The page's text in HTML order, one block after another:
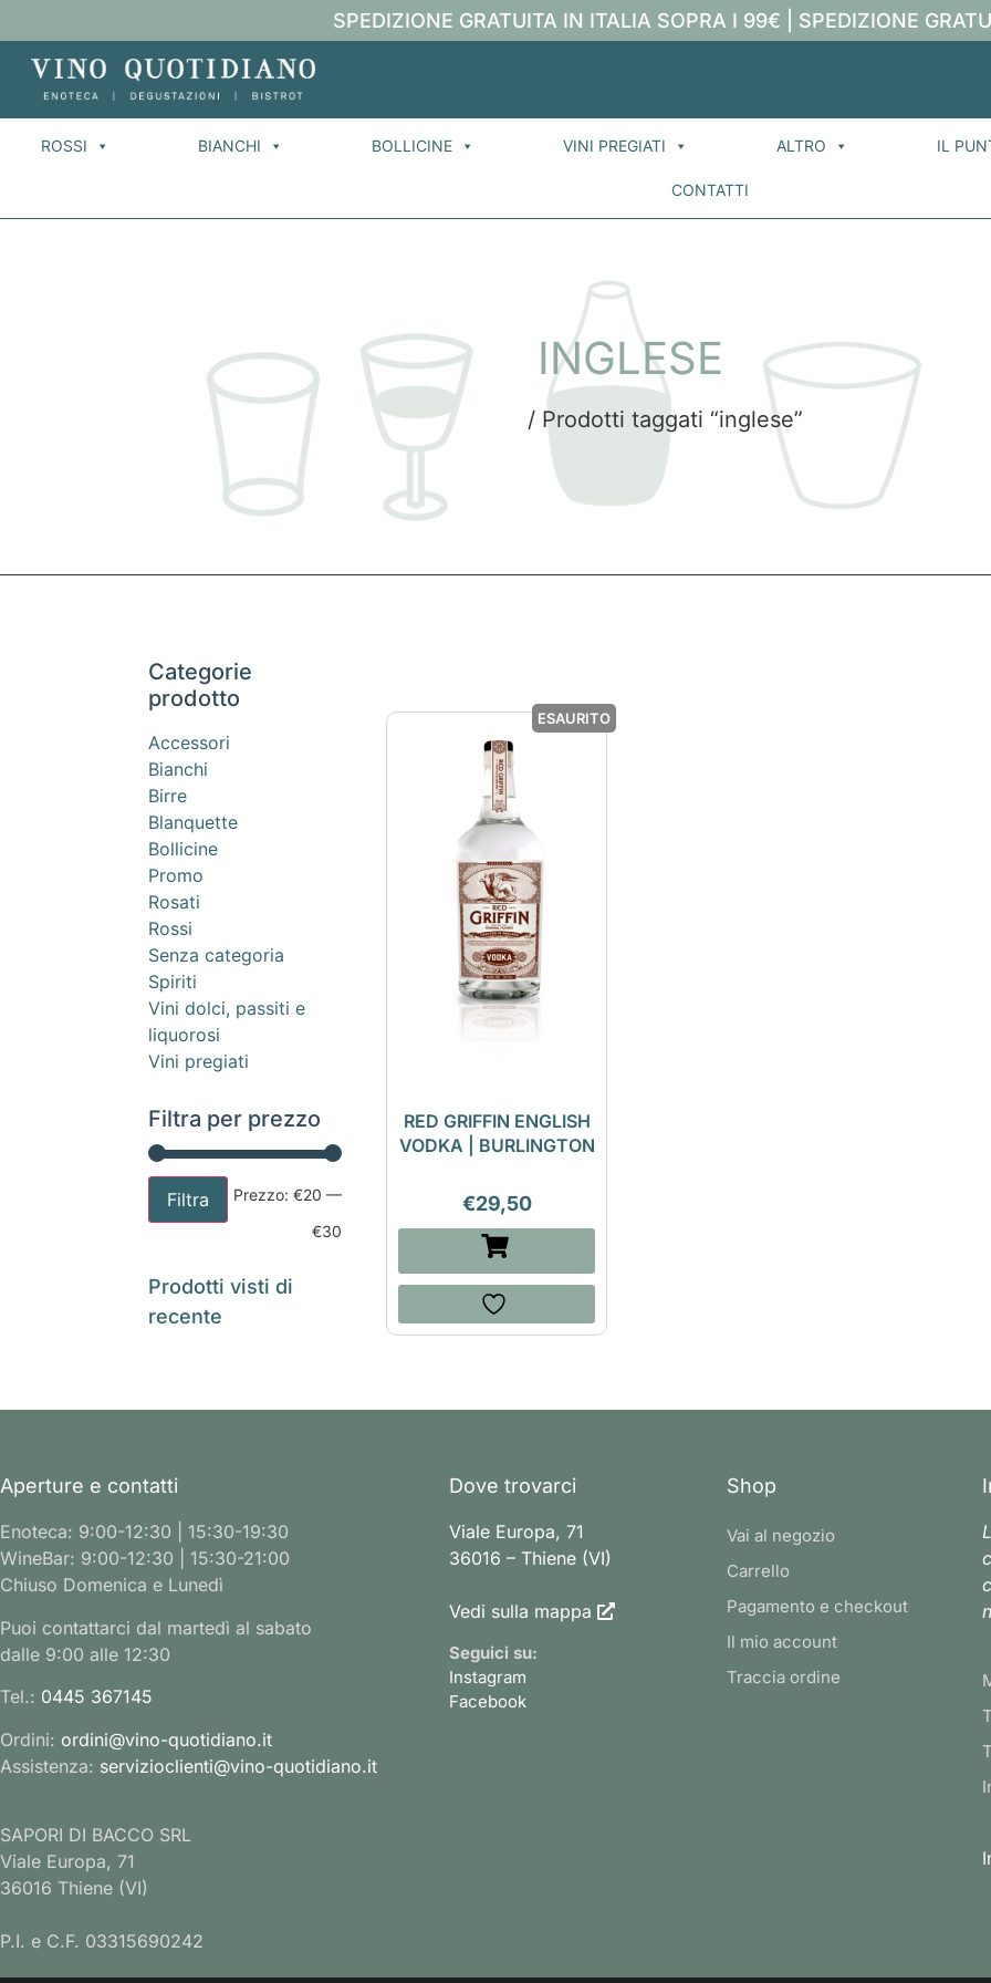
SPEDIZIONE GRATUITA IN ITALIA SOPRA I 99€ | SPEDIZIONE
ROSSI BIANCHI BOLLICINE VINI PREGIATI ALTRO IL
CONTATTI
INGLESE
/ Prodotti taggati “inglese”
Categorie
prodotto
Accessori
Bianchi
Birre
Blanquette
Bollicine
Promo
Rosati
Rossi
Senza categoria
Spiriti
Vini dolci, passiti e
liquorosi
Vini pregiati
Filtra per prezzo
Filtra Prezzo:€20 —
€30
Prodotti visti di
recente
ESAURITO
RED GRIFFIN ENGLISH
VODKA | BURLINGTON
€29,50
Aperture e contatti
Enoteca: 9:00-12:30 | 15:30-19:30
WineBar: 9:00-12:30 | 15:30-21:00
Chiuso Domenica e Lunedì
Puoi contattarci dal martedì al sabato
dalle 9:00 alle 12:30
Tel.: 0445 367145
Ordini: ordini@vino-quotidiano.it
Assistenza: servizioclienti@vino-quotidiano.it
SAPORI DI BACCO SRL
Viale Europa, 71
36016 Thiene (VI)
P.I. e C.F. 03315690242
Dove trovarci
Viale Europa, 71
36016 – Thiene (VI)
Vedi sulla mappa
Seguici su:
Instagram
Facebook
Shop
Vai al negozio
Carrello
Pagamento e checkout
Il mio account
Traccia ordine